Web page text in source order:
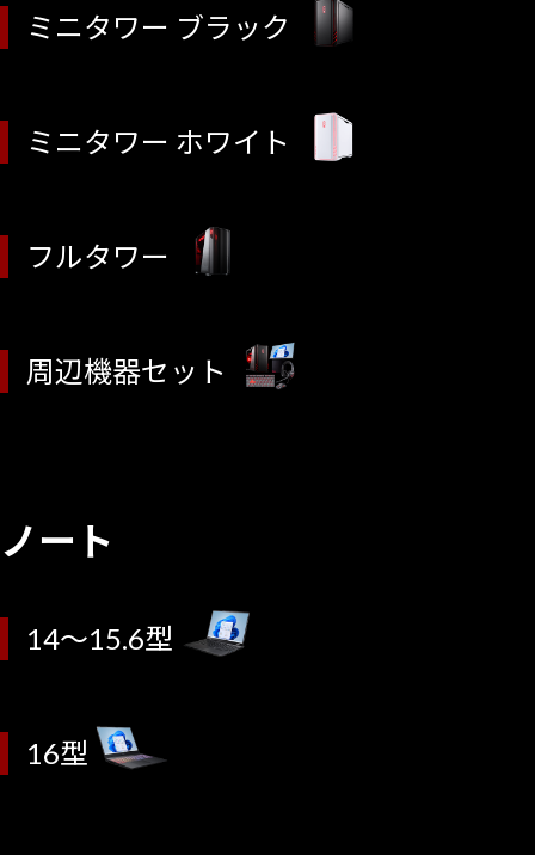
ミニタワー ブラック
ミニタワー ホワイト
フルタワー
周辺機器セット
ノート
14～15.6型
16型